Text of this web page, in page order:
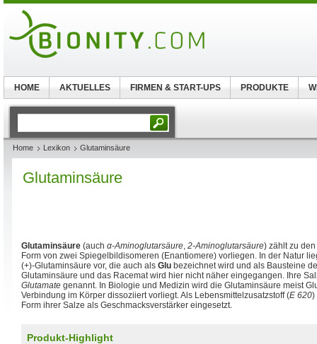
Home Lexikon Glutaminsäure
Glutaminsäure
Glutaminsäure (auch α-Aminoglutarsäure, 2-Aminoglutarsäure) zählt zu den
Form von zwei Spiegelbildisomeren (Enantiomere) vorliegen. In der Natur
(+)-Glutaminsäure vor, die auch als Glu bezeichnet wird und als Bausteine
Glutaminsäure und das Racemat wird hier nicht näher eingegangen. Ihre
Glutamate genannt. In Biologie und Medizin wird die Glutaminsäure meist
Verbindung im Körper dissoziiert vorliegt. Als Lebensmittelzusatzstoff (E 620)
Form ihrer Salze als Geschmacksverstärker eingesetzt.
Produkt-Highlight
HOME AKTUELLES FIRMEN & START-UPS PRODUKTE